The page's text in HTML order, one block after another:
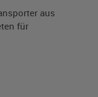
aus
für